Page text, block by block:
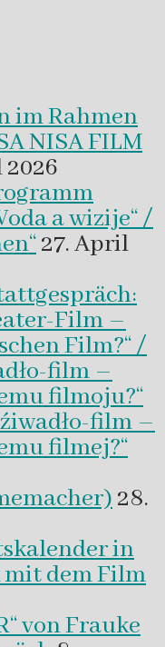
im Rahmen
NISA FILM
a wizije“ /
27. April
Film –
Film?“ /
film –
filmoju?“
film –
filmej?“
28.
in
dem Film
von Frauke